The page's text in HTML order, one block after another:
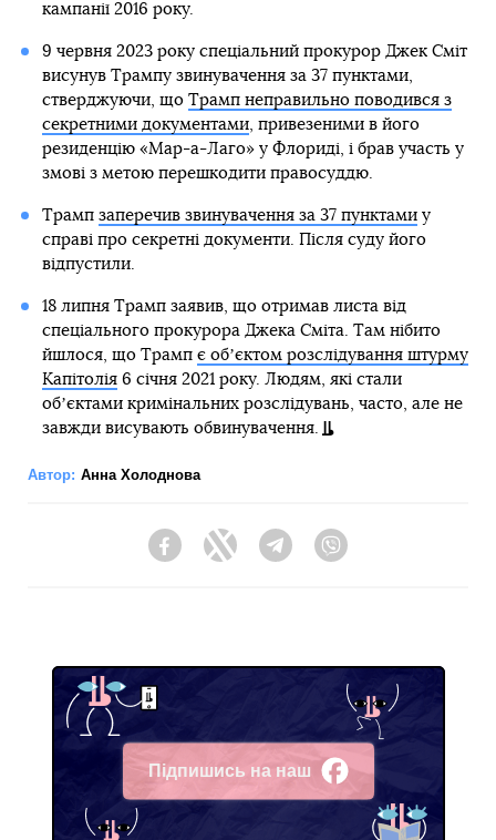
кампанії 2016 року.
9 червня 2023 року спеціальний прокурор Джек Сміт
висунув Трампу звинувачення за 37 пунктами,
стверджуючи, що Трамп неправильно поводився з
секретними документами, привезеними в його
резиденцію «Мар-а-Лаго» у Флориді, і брав участь у
змові з метою перешкодити правосуддю.
Трамп заперечив звинувачення за 37 пунктамиу
справі про секретні документи. Після суду його
відпустили.
18 липня Трамп заявив, що отримав листа від
спеціального прокурора Джека Сміта. Там нібито
йшлося, що Трамп є обʼєктом розслідування штурму
Капітолія6 січня 2021 року. Людям, які стали
обʼєктами кримінальних розслідувань, часто, але не
завжди висувають обвинувачення.
Автор: Анна Холоднова
FacebookTwitter Telegram
Підпишись на наш
Facebook